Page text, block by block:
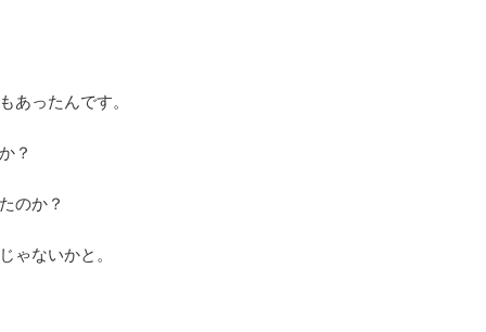
あったんです。
？
のか？
ゃないかと。